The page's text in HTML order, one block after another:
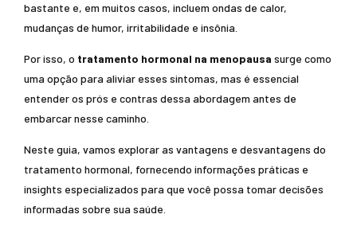
bastante e, em muitos casos, incluem ondas de calor,
mudanças de humor, irritabilidade e insônia.
Por isso, o tratamento hormonal na menopausa surge como
uma opção para aliviar esses sintomas, mas é essencial
entender os prós e contras dessa abordagem antes de
embarcar nesse caminho.
Neste guia, vamos explorar as vantagens e desvantagens do
tratamento hormonal, fornecendo informações práticas e
insights especializados para que você possa tomar decisões
informadas sobre sua saúde.